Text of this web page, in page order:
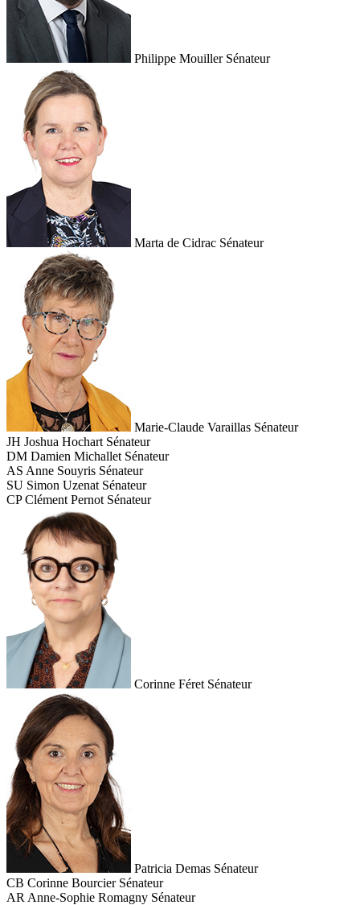
Philippe Mouiller Sénateur
Marta de Cidrac Sénateur
Marie-Claude Varaillas Sénateur
JH Joshua Hochart Sénateur
DM Damien Michallet Sénateur
AS Anne Souyris Sénateur
SU Simon Uzenat Sénateur
CP Clément Pernot Sénateur
Corinne Féret Sénateur
Patricia Demas Sénateur
CB Corinne Bourcier Sénateur
AR Anne-Sophie Romagny Sénateur